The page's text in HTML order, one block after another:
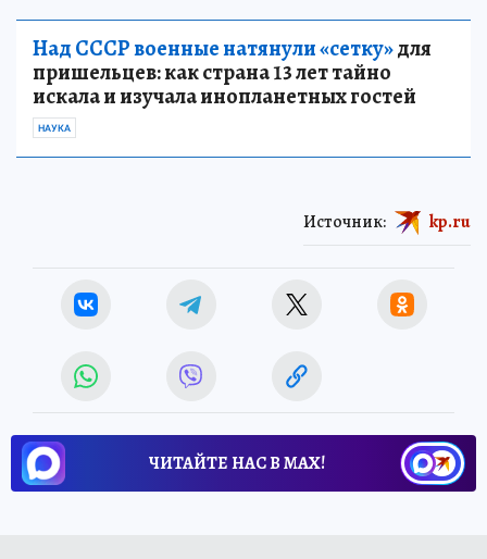
Над СССР военные натянули «сетку»для
пришельцев: как страна 13 лет тайно
искала и изучала инопланетных гостей
НАУКА
Источник: kp.ru
ЧИТАЙТЕ НАС В МАХ!